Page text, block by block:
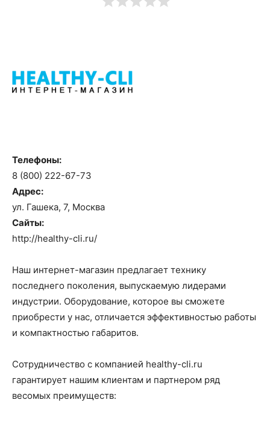
Телефоны:
8 (800) 222-67-73
Адрес:
ул. Гашека, 7, Москва
Сайты:
http://healthy-cli.ru/
Наш интернет-магазин предлагает технику
последнего поколения, выпускаемую лидерами
индустрии. Оборудование, которое вы сможете
приобрести у нас, отличается эффективностью работы
и компактностью габаритов.
Сотрудничество с компанией healthy-cli.ru
гарантирует нашим клиентам и партнером ряд
весомых преимуществ: